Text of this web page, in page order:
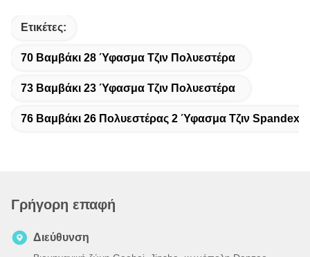
Ετικέτες:
70 Βαμβάκι 28 Ύφασμα Τζιν Πολυεστέρα
73 Βαμβάκι 23 Ύφασμα Τζιν Πολυεστέρα
76 Βαμβάκι 26 Πολυεστέρας 2 Ύφασμα Τζιν Spandex
Γρήγορη επαφή
Διεύθυνση